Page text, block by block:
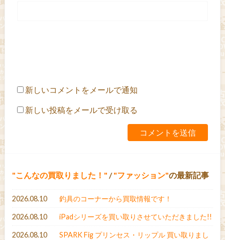
新しいコメントをメールで通知
新しい投稿をメールで受け取る
こんなの買取りました！ / ファッション の最新記事
2026.08.10 釣具のコーナーから買取情報です！
2026.08.10 iPadシリーズを買い取りさせていただきました!!
2026.08.10
SPARK Fig プリンセス・リップル 買い取りまし